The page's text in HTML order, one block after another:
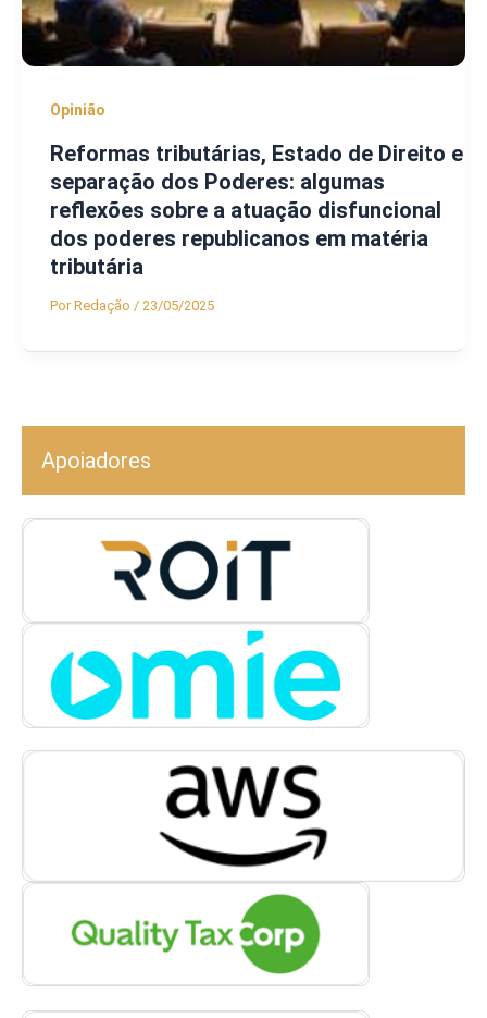
Opinião
Reformas tributárias, Estado de Direito e
separação dos Poderes: algumas
reflexões sobre a atuação disfuncional
dos poderes republicanos em matéria
tributária
PorRedação / 23/05/2025
Apoiadores